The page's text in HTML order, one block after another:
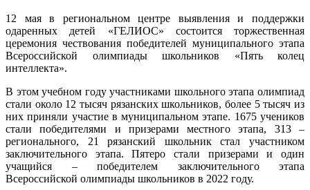
12 мая в региональном центре выявления и поддержки
одаренных детей «ГЕЛИОС» состоится торжественная
церемония чествования победителей муниципального этапа
Всероссийской олимпиады школьников «Пять колец
интеллекта».
В этом учебном году участниками школьного этапа олимпиад
стали около 12 тысяч рязанских школьников, более 5 тысяч из
них приняли участие в муниципальном этапе. 1675 учеников
стали победителями и призерами местного этапа, 313 –
регионального, 21 рязанский школьник стал участником
заключительного этапа. Пятеро стали призерами и один
учащийся – победителем заключительного этапа
Всероссийской олимпиады школьников в 2022 году.